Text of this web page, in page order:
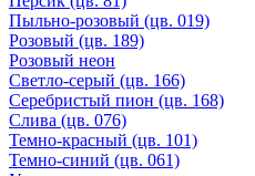
Пыльно-розовый (цв. 019)
Розовый (цв. 189)
Розовый неон
Светло-серый (цв. 166)
Серебристый пион (цв. 168)
Слива (цв. 076)
Темно-красный (цв. 101)
Темно-синий (цв. 061)